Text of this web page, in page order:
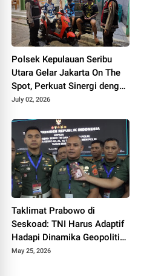
Polsek Kepulauan Seribu
Utara Gelar Jakarta On The
Spot, Perkuat Sinergi dengan
Warga Jaga Kamtibmas
July 02, 2026
Taklimat Prabowo di
Seskoad: TNI Harus Adaptif
Hadapi Dinamika Geopolitik
Global
May 25, 2026